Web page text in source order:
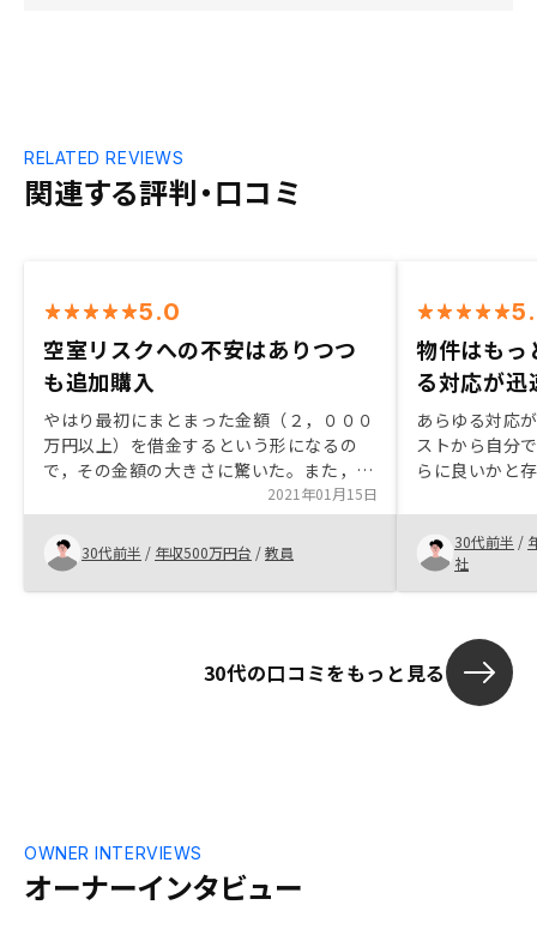
関連する評判・口コミ
RELATED REVIEWS
5.0
空室リスクへの不安はありつつ
も追加購入
やはり最初にまとまった金額（２，０００
万円以上）を借金するという形になるの
で，その金額の大きさに驚いた。また，リ
スクの一つである空室になったらという不
安があった。確定申告を行う。
2021年01月15日
30代前半 / 年収500万円台 /教員
物件はもっ
る対応が迅
あらゆる対応
ストから自分
らに良いかと
30代前半 /
社
30代の口コミをもっと見る
オーナーインタビュー
OWNER INTERVIEWS